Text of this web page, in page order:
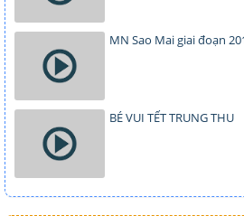
MN Sao Mai giai đoạn
BÉ VUI TẾT TRUNG THU